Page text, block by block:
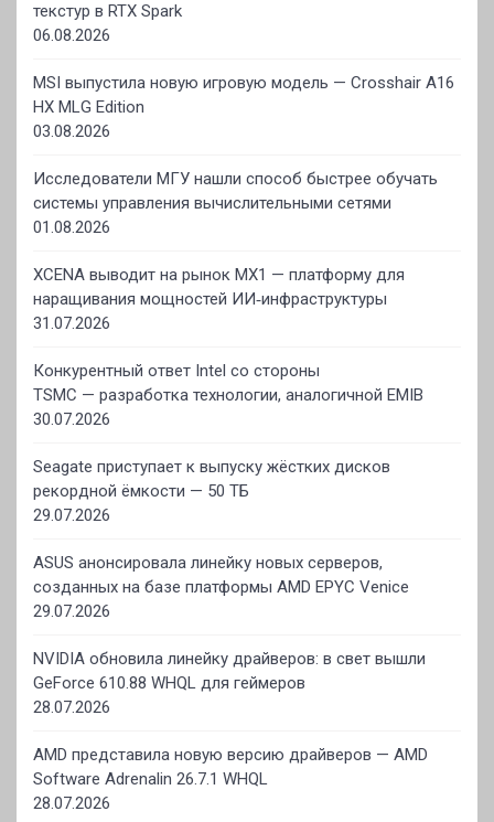
текстур в RTX Spark
06.08.2026
MSI выпустила новую игровую модель — Crosshair A16
HX MLG Edition
03.08.2026
Исследователи МГУ нашли способ быстрее обучать
системы управления вычислительными сетями
01.08.2026
XCENA выводит на рынок MX1 — платформу для
наращивания мощностей ИИ‑инфраструктуры
31.07.2026
Конкурентный ответ Intel со стороны
TSMC — разработка технологии, аналогичной EMIB
30.07.2026
Seagate приступает к выпуску жёстких дисков
рекордной ёмкости — 50 ТБ
29.07.2026
ASUS анонсировала линейку новых серверов,
созданных на базе платформы AMD EPYC Venice
29.07.2026
NVIDIA обновила линейку драйверов: в свет вышли
GeForce 610.88 WHQL для геймеров
28.07.2026
AMD представила новую версию драйверов — AMD
Software Adrenalin 26.7.1 WHQL
28.07.2026